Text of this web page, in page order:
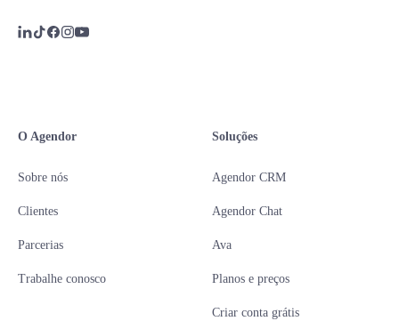
O Agendor
Sobre nós
Clientes
Parcerias
Trabalhe conosco
Soluções
Agendor CRM
Agendor Chat
Ava
Planos e preços
Criar conta grátis